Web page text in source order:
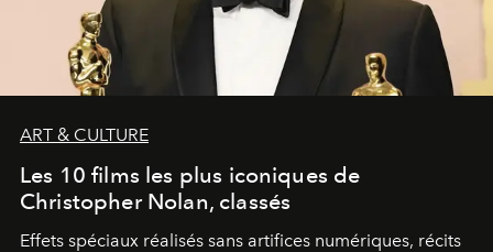
ART & CULTURE
Les 10 films les plus iconiques de
Christopher Nolan, classés
Effets spéciaux réalisés sans artifices numériques, récits